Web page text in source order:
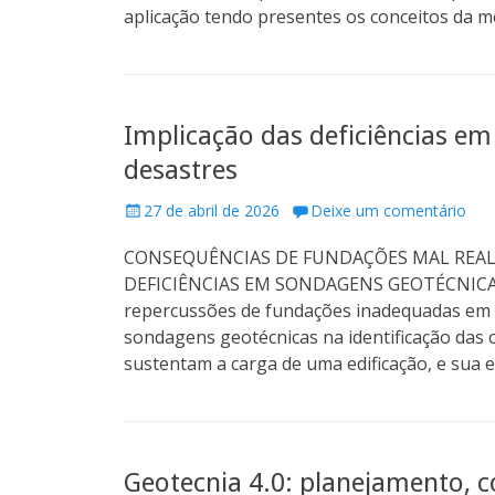
o
aplicação tendo presentes os conceitos da
Implicação das deficiências
desastres
P
s
t
e
o
n
27 de abril de 2026 Deixe um comentário
CONSEQUÊNCIAS DE FUNDAÇÕES MAL
DEFICIÊNCIAS EM SONDAGENS
repercussões de fundações inadequadas
sondagens geotécnicas na identificação das
sustentam a carga de uma edificação, e sua
Geotecnia 4.0: planejamento,